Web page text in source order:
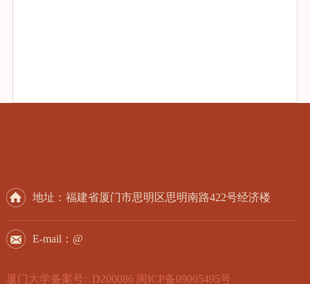
地址：福建省厦门市思明区思明南路422号经济楼
E-mail：@
厦门大学备案号: D200086 闽ICP备09005495号